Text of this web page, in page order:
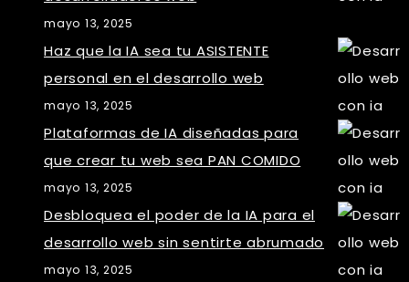
mayo 13, 2025
Haz que la IA sea tu ASISTENTE
personal en el desarrollo web
mayo 13, 2025
Plataformas de IA diseñadas para
que crear tu web sea PAN COMIDO
mayo 13, 2025
Desbloquea el poder de la IA para el
desarrollo web sin sentirte abrumado
mayo 13, 2025